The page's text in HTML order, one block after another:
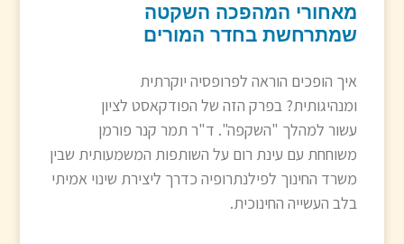
מאחורי המהפכה השקטה
שמתרחשת בחדר המורים
איך הופכים הוראה לפרופסיה יוקרתית
ומנהיגותית? בפרק הזה של הפודקאסט לציון
עשור למהלך "השקפה". ד"ר תמר קנר פורמן
משוחחת עם עינת רום על השותפות המשמעותית שבין
משרד החינוך לפילנתרופיה כדרך ליצירת שינוי אמיתי
בלב העשייה החינוכית.